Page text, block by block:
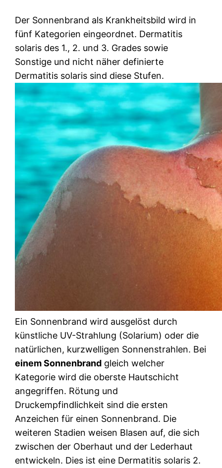
Der Sonnenbrand als Krankheitsbild wird in
fünf Kategorien eingeordnet. Dermatitis
solaris des 1., 2. und 3. Grades sowie
Sonstige und nicht näher definierte
Dermatitis solaris sind diese Stufen.
Ein Sonnenbrand wird ausgelöst durch
künstliche UV-Strahlung (Solarium) oder die
natürlichen, kurzwelligen Sonnenstrahlen. Bei
einem Sonnenbrand gleich welcher
Kategorie wird die oberste Hautschicht
angegriffen. Rötung und
Druckempfindlichkeit sind die ersten
Anzeichen für einen Sonnenbrand. Die
weiteren Stadien weisen Blasen auf, die sich
zwischen der Oberhaut und der Lederhaut
entwickeln. Dies ist eine Dermatitis solaris 2.